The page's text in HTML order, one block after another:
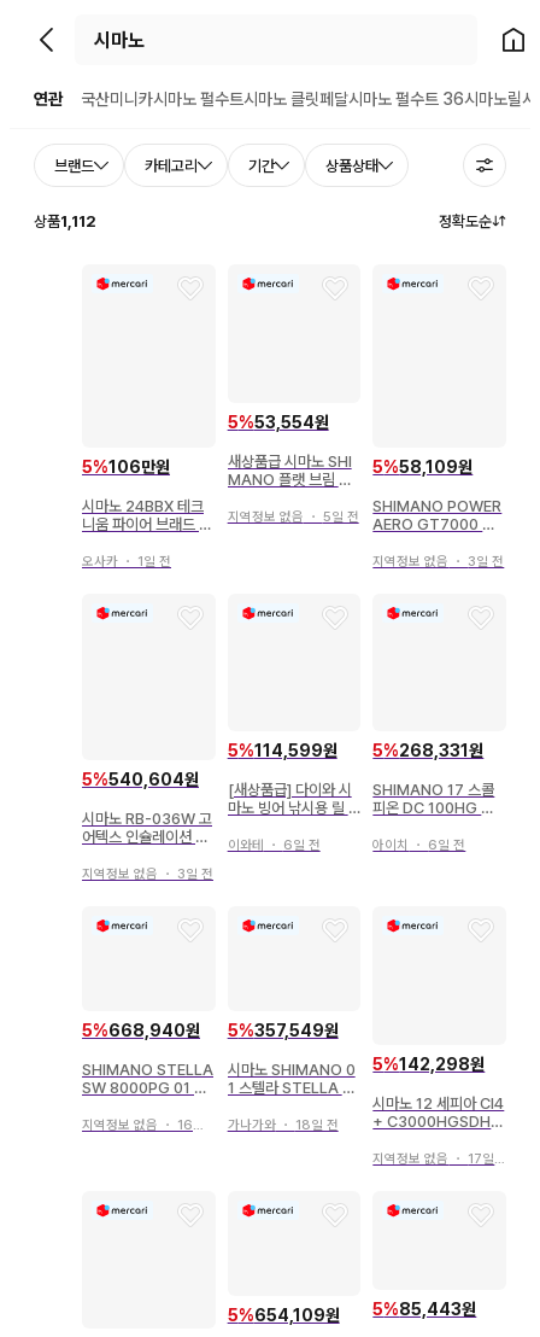
뒤로가기 홈으
연관 국산미니카시마노 펄수트시마노 클릿페달시마노 펄수트 36시마노릴시
브랜드 카테고리 기간 상품상태
상품1,112 정확도순
5%106만원
시마노 24BBX 테크
니움 파이어 브래드 C
오사카 ・ 1일 전
5%53,554원
새상품급 시마노 SHI
MANO 플랫 브림 캡
지역정보 없음 ・ 5일 전
5%58,109원
SHIMANO POWER
AERO GT7000 스
지역정보 없음 ・ 3일 전
5%540,604원
시마노 RB-036W 고
어텍스 인슐레이션 쇼
지역정보 없음 ・ 3일 전
5%114,599원
[새상품급] 다이와 시
마노 빙어 낚시용 릴 3
이와테 ・ 6일 전
5%268,331원
SHIMANO 17 스콜
피온 DC 100HG 베
료
아이치 ・ 6일 전
5%668,940원
SHIMANO STELLA
SW 8000PG 01 스
지역정보 없음 ・ 16일 전
5%357,549원
시마노 SHIMANO 0
1 스텔라 STELLA F
가나가와・ 18일 전
5%142,298원
시마노 12 세피아 CI4
+ C3000HGSDH S
지역정보 없음 ・ 17일 전
5%654,109원 5%85,443원